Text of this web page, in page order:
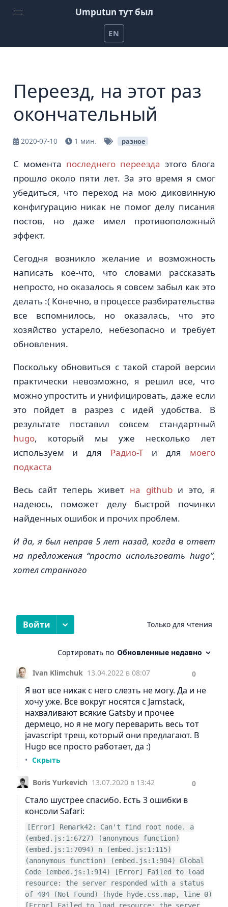
Umputun тут был
Домой
Подкаст Радио-Т
Канал на YouTube
Проекты Umputun
Помочь на patreon
EN
Переезд, на этот раз
окончательный
2020-07-10 1 мин. разное
С момента последнего переезда этого блога
прошло около пяти лет. За это время я смог
убедиться, что переход на мою диковинную
конфигурацию никак не помог делу писания
постов, но даже имел противоположный
эффект.
Сегодня возникло желание и возможность
написать кое-что, что словами рассказать
непросто, но оказалось я совсем забыл как это
делать :( Конечно, в процессе разбирательства
все вспомнилось, но оказалась, что это
хозяйство устарело, небезопасно и требует
обновления.
Поскольку обновиться с такой старой версии
практически невозможно, я решил все, что
можно упростить и унифицировать, даже если
это пойдет в разрез с идей удобства. В
результате поставил совсем стандартный
hugo, который мы уже несколько лет
используем и для Радио-Ти для моего
подкаста
Весь сайт теперь живет на githubи это, я
надеюсь, поможет делу быстрой починки
найденных ошибок и прочих проблем.
И да, я был неправ 5 лет назад, когда в ответ
на предложения “просто использовать hugo”,
хотел странного